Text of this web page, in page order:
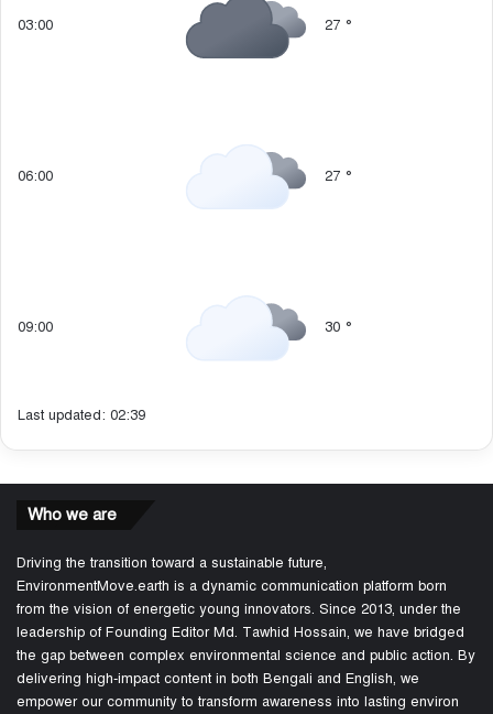
03:00 27 °
06:00 27 °
09:00 30 °
Last updated: 02:39
Who we are
Driving the transition toward a sustainable future,
EnvironmentMove.earth is a dynamic communication platform born
from the vision of energetic young innovators. Since 2013, under the
leadership of Founding Editor Md. Tawhid Hossain, we have bridged
the gap between complex environmental science and public action. By
delivering high-impact content in both Bengali and English, we
empower our community to transform awareness into lasting environ